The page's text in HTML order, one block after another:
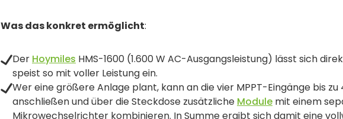
Was das konkret ermöglicht:
Der Hoymiles HMS-1600 (1.600 W AC-Ausgangsleistung) lässt sich
speist so mit voller Leistung ein.
Wer eine größere Anlage plant, kann an die vier MPPT-Eingänge bis zu
anschließen und über die Steckdose zusätzliche Module mit einem
Mikrowechselrichter kombinieren. In Summe ergibt sich damit eine